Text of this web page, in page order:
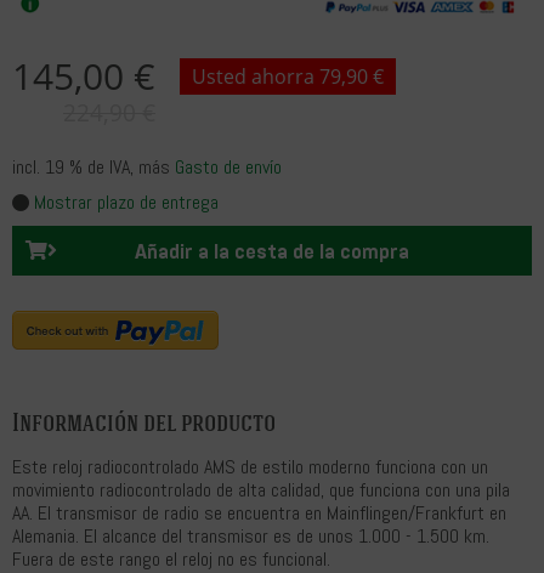
145,00 € Usted ahorra 79,90 €
incl. 19 % de IVA, más Gasto de envío
Mostrar plazo de entrega
Añadir a la cesta de la compra
Información del producto
Este reloj radiocontrolado AMS de estilo moderno funciona con un
movimiento radiocontrolado de alta calidad, que funciona con una pila
AA. El transmisor de radio se encuentra en Mainflingen/Frankfurt en
Alemania. El alcance del transmisor es de unos 1.000 - 1.500 km.
Fuera de este rango el reloj no es funcional.